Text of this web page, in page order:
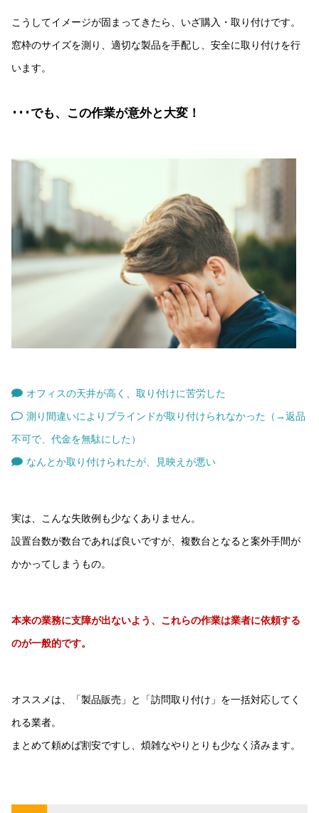
こうしてイメージが固まってきたら、いざ購入・取り付けです。
窓枠のサイズを測り、適切な製品を手配し、安全に取り付けを行
います。
･･･でも、この作業が意外と大変！
オフィスの天井が高く、取り付けに苦労した
測り間違いによりブラインドが取り付けられなかった（→返品
不可で、代金を無駄にした）
なんとか取り付けられたが、見映えが悪い
実は、こんな失敗例も少なくありません。
設置台数が数台であれば良いですが、複数台となると案外手間が
かかってしまうもの。
本来の業務に支障が出ないよう、これらの作業は業者に依頼する
のが一般的です。
オススメは、「製品販売」と「訪問取り付け」を一括対応してく
れる業者。
まとめて頼めば割安ですし、煩雑なやりとりも少なく済みます。